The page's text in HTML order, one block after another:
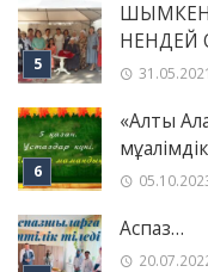
НЕНДЕЙ
31.05.2021
«Алты
Аспаз…